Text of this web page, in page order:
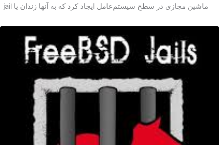
ماشین مجازی در سطح سیستم‌عامل ایجاد کرد که به آنها زندان یا jail